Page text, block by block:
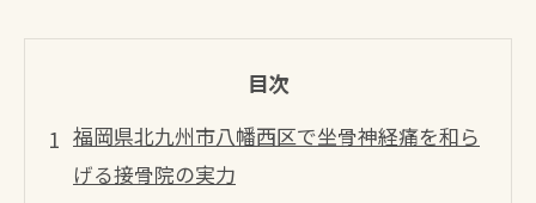
目次
福岡県北九州市八幡西区で坐骨神経痛を和ら
げる接骨院の実力